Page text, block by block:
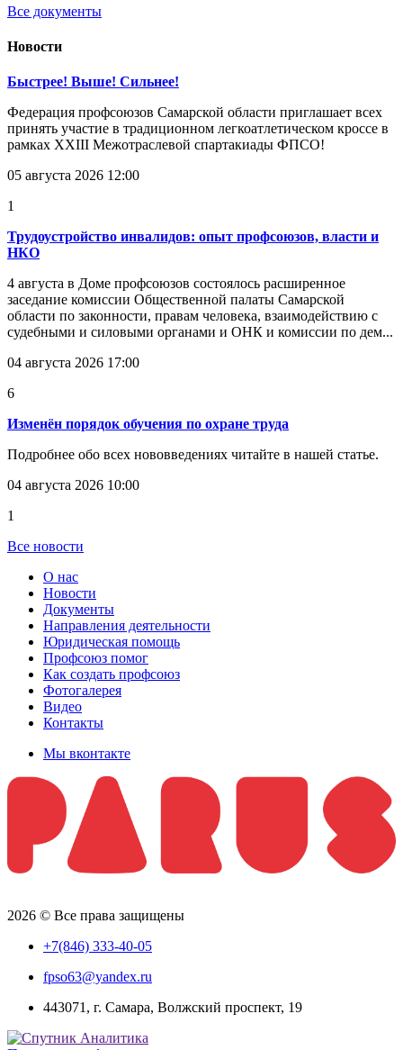
Все документы
Новости
Быстрее! Выше! Сильнее!
Федерация профсоюзов Самарской области приглашает всех
принять участие в традиционном легкоатлетическом кроссе в
рамках XXIII Межотраслевой спартакиады ФПСО!
05 августа 2026 12:00
1
Трудоустройство инвалидов: опыт профсоюзов, власти и
НКО
4 августа в Доме профсоюзов состоялось расширенное
заседание комиссии Общественной палаты Самарской
области по законности, правам человека, взаимодействию с
судебными и силовыми органами и ОНК и комиссии по дем...
04 августа 2026 17:00
6
Изменён порядок обучения по охране труда
Подробнее обо всех нововведениях читайте в нашей статье.
04 августа 2026 10:00
1
Все новости
О нас
Новости
Документы
Направления деятельности
Юридическая помощь
Профсоюз помог
Как создать профсоюз
Фотогалерея
Видео
Контакты
Мы вконтакте
2026 © Все права защищены
+7(846) 333-40-05
fpso63@yandex.ru
443071, г. Самара, Волжский проспект, 19